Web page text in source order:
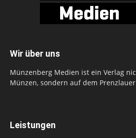
Wir über uns
Münzenberg Medien ist ein Verlag
Münzen, sondern auf dem
Leistungen